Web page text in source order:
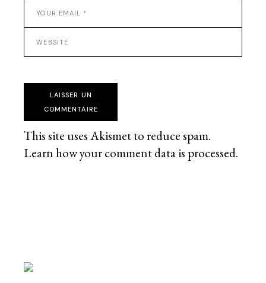
LAISSER UN
COMMENTAIRE
This site uses Akismet to reduce spam.
Learn how your comment data is processed.